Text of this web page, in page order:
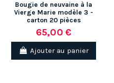
Bougie de neuvaine à la
Vierge Marie modèle 3 -
carton 20 pièces
65,00 €
Ajouter au panier